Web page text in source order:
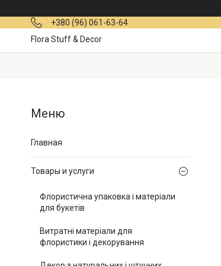
+380 (96) 061-63-64
Flora Stuff & Decor
Главная
Товары и услуги
Флористична упаковка і матеріали
для букетів
Витратні матеріали для
флористики і декорування